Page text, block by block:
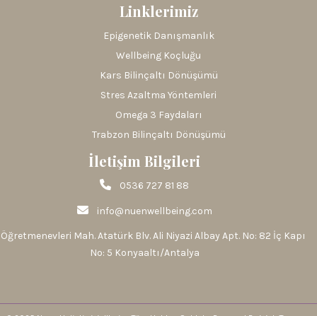
Linklerimiz
Epigenetik Danışmanlık
Wellbeing Koçluğu
Kars Bilinçaltı Dönüşümü
Stres Azaltma Yöntemleri
Omega 3 Faydaları
Trabzon Bilinçaltı Dönüşümü
İletişim Bilgileri
0536 727 81 88
info@nuenwellbeing.com
Öğretmenevleri Mah. Atatürk Blv. Ali Niyazi Albay Apt. No: 82 İç Kapı
No: 5 Konyaaltı/Antalya